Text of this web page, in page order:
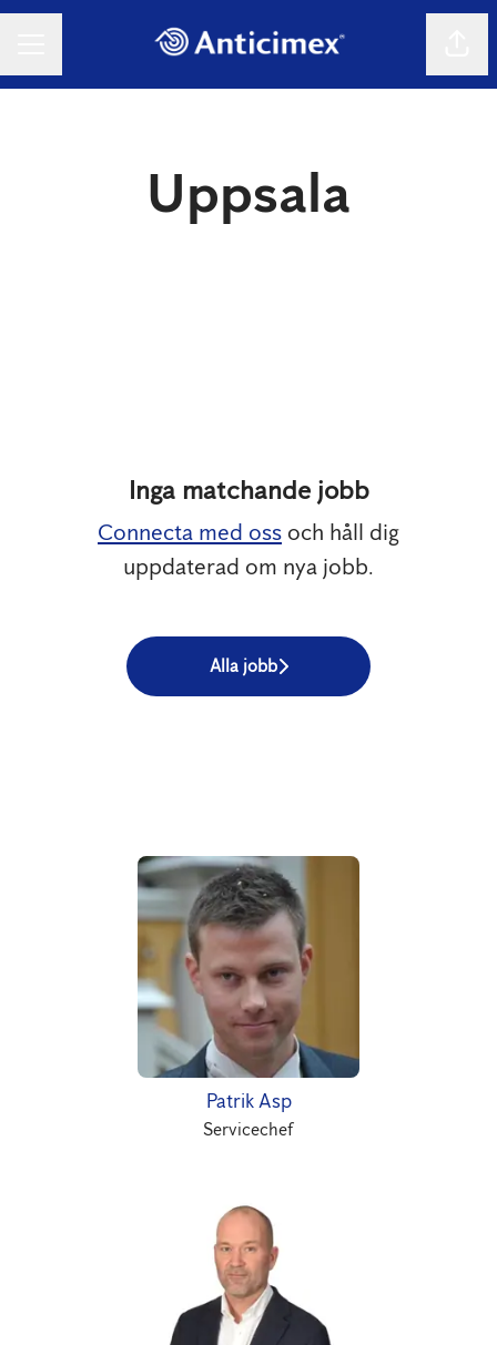
Uppsala
Inga matchande jobb
Connecta med oss och håll dig
uppdaterad om nya jobb.
Alla jobb
Patrik Asp
Servicechef